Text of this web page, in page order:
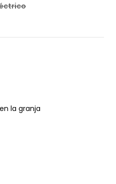
la granja